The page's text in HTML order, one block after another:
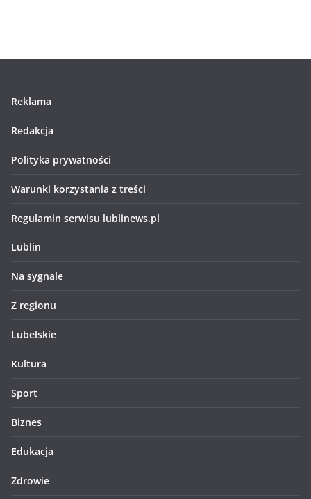
Reklama
Redakcja
Polityka prywatności
Warunki korzystania z treści
Regulamin serwisu lublinews.pl
Lublin
Na sygnale
Z regionu
Lubelskie
Kultura
Sport
Biznes
Edukacja
Zdrowie